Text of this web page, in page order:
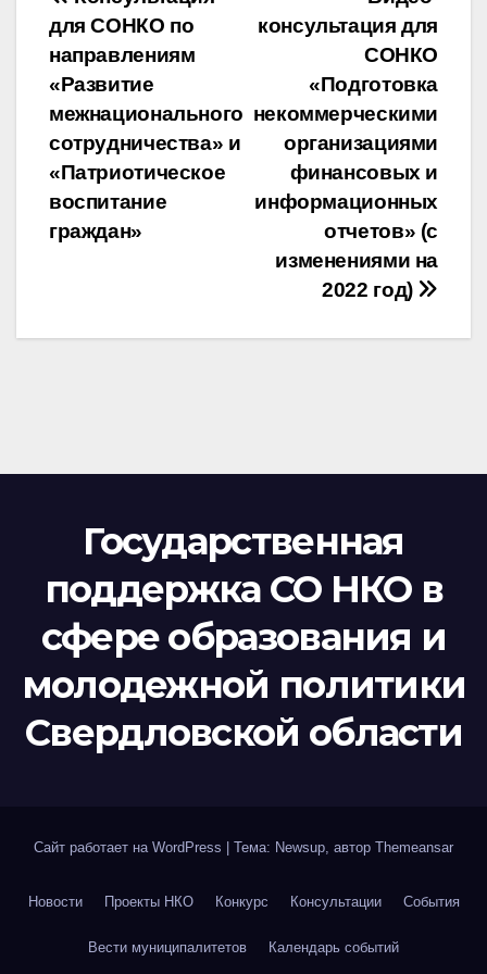
по
записям
консультация для
СОНКО
«Подготовка
некоммерческими
организациями
финансовых и
информационных
отчетов» (с
изменениями на
2022 год)
для СОНКО по
направлениям
«Развитие
межнационального
сотрудничества» и
«Патриотическое
воспитание
граждан»
Государственная
поддержка СО НКО в
сфере образования и
молодежной политики
Свердловской области
Сайт работает на WordPress Тема: Newsup, автор Themeansar
Новости Проекты НКО Конкурс Консультации События
Вести муниципалитетов Календарь событий